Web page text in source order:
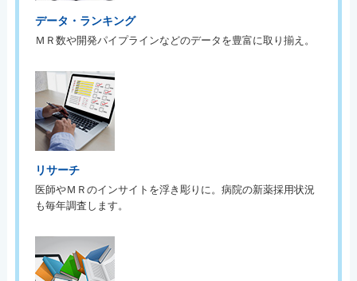
データ・ランキング
ＭＲ数や開発パイプラインなどのデータを豊富に取り揃え。
リサーチ
医師やＭＲのインサイトを浮き彫りに。病院の新薬採用状況
も毎年調査します。